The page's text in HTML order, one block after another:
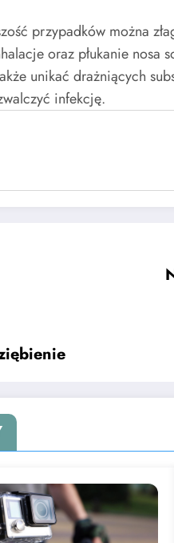
przypadków można
oraz płukanie nosa
unikać drażniących
infekcję.